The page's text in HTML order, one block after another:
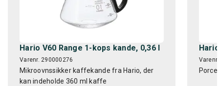
Hario V60 Range 1-kops kande, 0,36 l
Varenr. 290000276
Mikroovnssikker kaffekande fra Hario, der
kan indeholde 360 ml kaffe